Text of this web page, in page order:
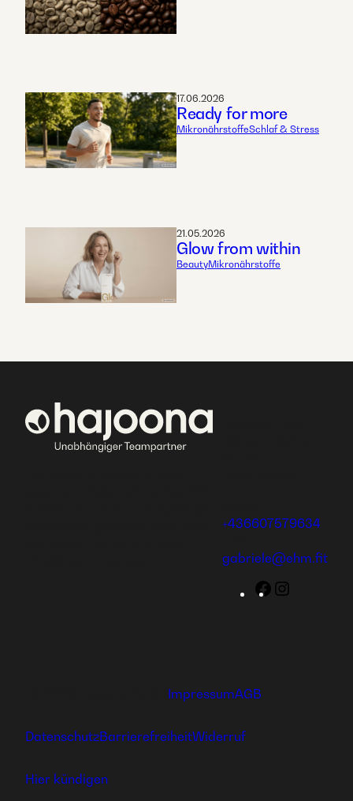
17.06.2026
Ready for more
MikronährstoffeSchlaf & Stress
21.05.2026
Glow from within
BeautyMikronährstoffe
+436607579634
gabriele@ehm.fit
Facebook
ImpressumAGB
DatenschutzBarrierefreiheitWiderruf
Hier kündigen